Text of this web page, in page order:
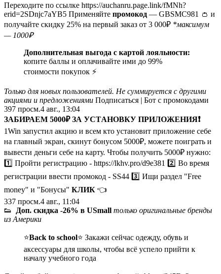
Переходите по ссылке https://auchanru.page.link/fMNh?
erid=2SDnjc7aYB5 Применяйте промокод — GBSMC981 👛 и
получайте скидку 25% на первый заказ от 3 000₽ *максимум
— 1000₽
Дополнительная выгода с картой лояльности:
копите баллы и оплачивайте ими до 99%
стоимости покупок ⚡️
Только для новых пользователей. Не суммируется с другими
акциями и предложениями Подписаться | Бот с промокодами
397 просм.4 авг., 13:04
ЗAБИРАЕМ 5000₽ ЗА УСТAНОВКУ ПРИЛOЖЕНИЯ❗️
1Win запустил акцию и всем кто установит приложение себе
на главный экран, скинут бонусом 5000₽, можете поиграть и
вывeсти дeньги себе на кaрту. Чтобы получить 5000₽ нужно:
1️⃣ Пройти регистрацию - https://lkhv.pro/d9e381 2️⃣ Во время
регистрации ввести промокод - SS44 3️⃣ Ищи раздел "Free
money" и "Бонусы" КЛИК 👈
337 просм.4 авг., 11:04
👟
Доп. скидка -26% в USmall только оригинальные бренды
из Америки
⭐️Back to school⭐️ Закажи сейчас одежду, обувь и
аксессуары для школы, чтобы всё успело прийти к
началу учебного года